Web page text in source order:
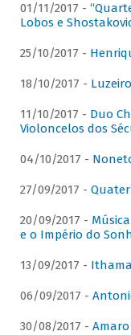
01/11/2017 -
Lobos e
25/10/2017 -
18/10/2017 - Luzeiro
11/10/2017 - Duo
Violoncelos dos
04/10/2017 -
27/09/2017 -
20/09/2017 -
e o Império do
13/09/2017 -
06/09/2017 -
30/08/2017 - Amaro